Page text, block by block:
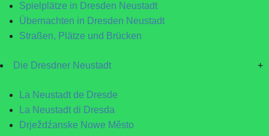
Spielplätze in Dresden Neustadt
Übernachten in Dresden Neustadt
Straßen, Plätze und Brücken
Die Dresdner Neustadt +
La Neustadt de Dresde
La Neustadt di Dresda
Drježdźanske Nowe Město